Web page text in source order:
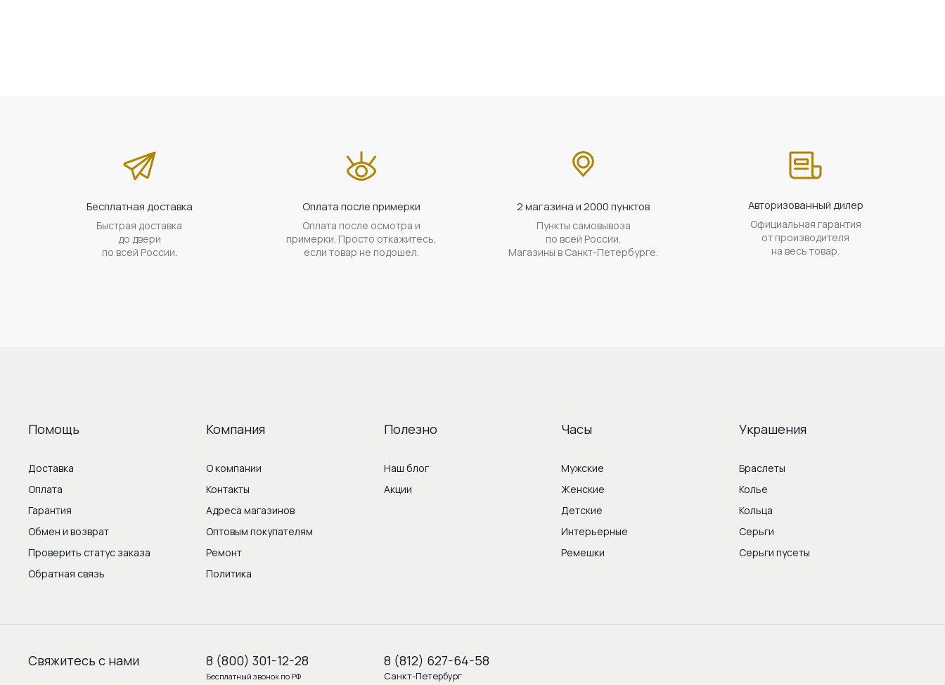
Бесплатная доставка
Быстрая доставка
до двери
по всей России.
Оплата после примерки
Оплата после осмотра и
примерки. Просто откажитесь,
если товар не подошел.
2 магазина и 2000 пунктов
Пункты самовывоза
по всей России.
Магазины в Санкт-Петербурге.
Авторизованный дилер
Официальная гарантия
от производителя
на весь товар.
Помощь
Доставка
Оплата
Гарантия
Обмен и возврат
Проверить статус заказа
Обратная связь
Компания
О компании
Контакты
Адреса магазинов
Оптовым покупателям
Ремонт
Политика
Полезно
Наш блог
Акции
Часы
Мужские
Женские
Детские
Интерьерные
Ремешки
Украшения
Браслеты
Колье
Кольца
Серьги
Серьги пусеты
Свяжитесь с нами 8 (800) 301-12-28
Бесплатный звонок по РФ
8 (812) 627-64-58
Санкт-Петербург